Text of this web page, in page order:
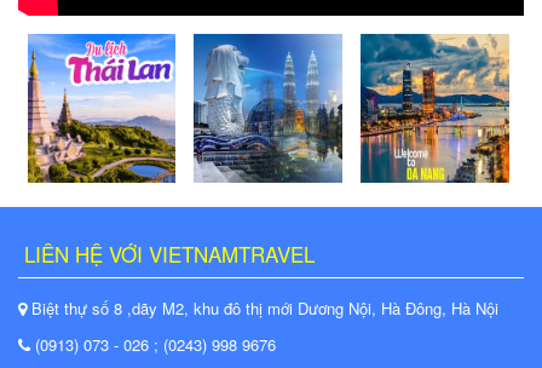
LIÊN HỆ VỚI VIETNAMTRAVEL
Biệt thự số 8 ,dãy M2, khu đô thị mới Dương Nội, Hà Đông, Hà Nội
(0913) 073 - 026 ; (0243) 998 9676